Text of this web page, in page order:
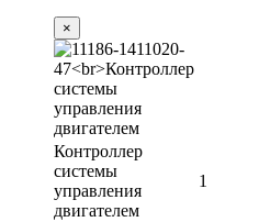
×
Контроллер
системы
управления
двигателем
1